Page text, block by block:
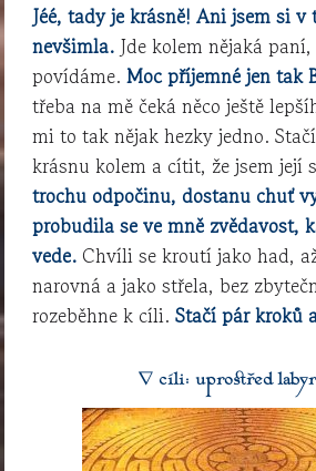
Jéé, tady je krásně! Ani jsem si v
nevšimla. Jde kolem nějaká
povídáme.Moc příjemné jen tak
třeba na mě čeká něco ještě
mi to tak nějak hezky jedno.
krásnu kolem a cítit, že jsem její
trochu odpočinu, dostanu chuť
probudila se ve mně zvědavost,
vede. Chvíli se kroutí jako had,
narovná a jako střela, bez
rozeběhne k cíli.Stačí pár kroků
V cíli: uprostřed